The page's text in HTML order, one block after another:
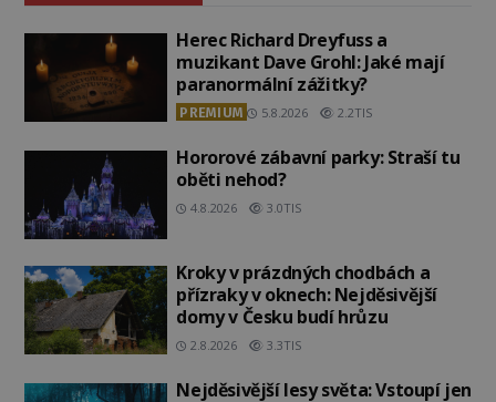
Herec Richard Dreyfuss a
muzikant Dave Grohl: Jaké mají
paranormální zážitky?
PREMIUM 5.8.2026 2.2TIS
Hororové zábavní parky: Straší tu
oběti nehod?
4.8.2026 3.0TIS
Kroky v prázdných chodbách a
přízraky v oknech: Nejděsivější
domy v Česku budí hrůzu
2.8.2026 3.3TIS
Nejděsivější lesy světa: Vstoupí jen